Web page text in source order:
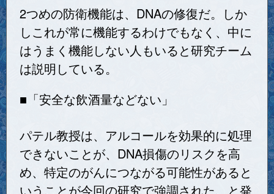
2つめの防衛機能は、DNAの修復だ。しか
しこれが常に機能するわけでもなく、中に
はうまく機能しない人もいると研究チーム
は説明している。
■「安全な飲酒量などない」
パテル教授は、アルコールを効果的に処理
できないことが、DNA損傷のリスクを高
め、特定のがんにつながる可能性があると
いうことが今回の研究で強調された、と発